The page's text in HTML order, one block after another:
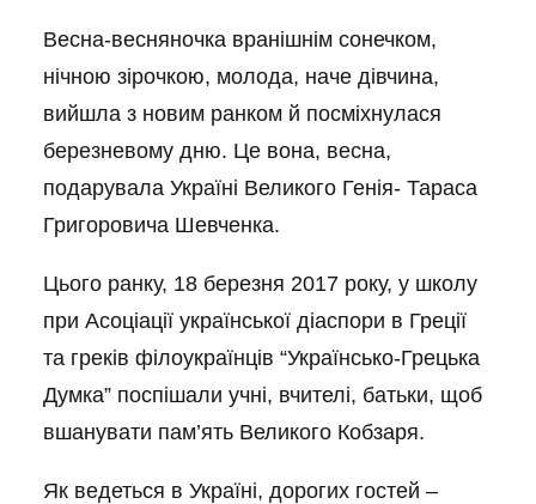
Весна-весняночка вранішнім сонечком,
нічною зірочкою, молода, наче дівчина,
вийшла з новим ранком й посміхнулася
березневому дню. Це вона, весна,
подарувала Україні Великого Генія- Тараса
Григоровича Шевченка.
Цього ранку, 18 березня 2017 року, у школу
при Асоціації української діаспори в Греції
та греків філоукраїнців “Українсько-Грецька
Думка” поспішали учні, вчителі, батьки, щоб
вшанувати пам’ять Великого Кобзаря.
Як ведеться в Україні, дорогих гостей –